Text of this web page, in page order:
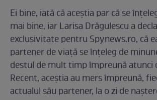
Ei bine, iată că aceștia par că se
mai bine, iar Larisa Drăgulescu a
exclusivitate pentru Spynews.ro, că
partener de viață se înțeleg de
destul de mult timp împreună atunci
Recent, aceștia au mers împreună,
actualul său partener, la o zi de